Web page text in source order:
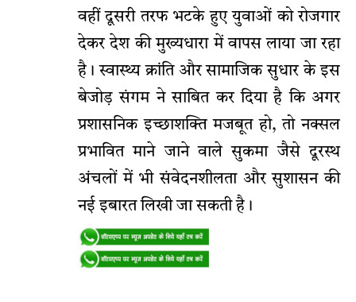
वहीं दूसरी तरफ भटके हुए युवाओं को रोजगार
देकर देश की मुख्यधारा में वापस लाया जा रहा
है। स्वास्थ्य क्रांति और सामाजिक सुधार के इस
बेजोड़ संगम ने साबित कर दिया है कि अगर
प्रशासनिक इच्छाशक्ति मजबूत हो, तो नक्सल
प्रभावित माने जाने वाले सुकमा जैसे दूरस्थ
अंचलों में भी संवेदनशीलता और सुशासन की
नई इबारत लिखी जा सकती है।